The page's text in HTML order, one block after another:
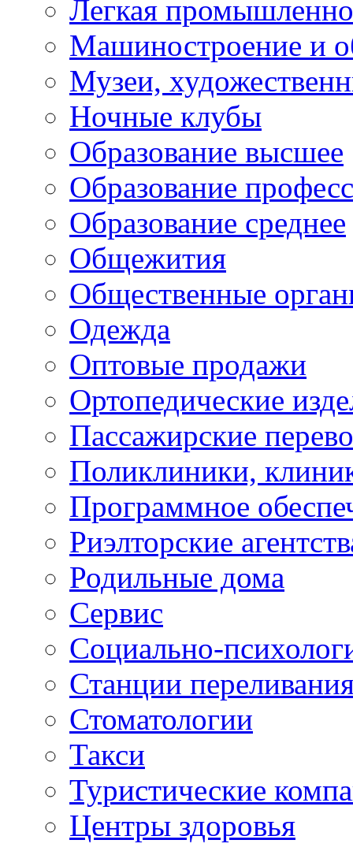
Легкая
Машиностроение и
Музеи,
Ночные клубы
Образование высшее
Образование
Образование среднее
Общежития
Общественные
Одежда
Оптовые продажи
Ортопедические
Пассажирские
Поликлиники,
Программное
Риэлторские
Родильные дома
Сервис
Социально-
Станции
Стоматологии
Такси
Туристические
Центры здоровья